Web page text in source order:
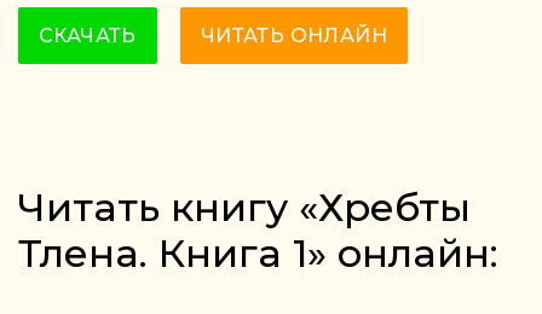
СКАЧАТЬ ЧИТАТЬ ОНЛАЙН
Читать книгу «Хребты
Тлена. Книга 1» онлайн: